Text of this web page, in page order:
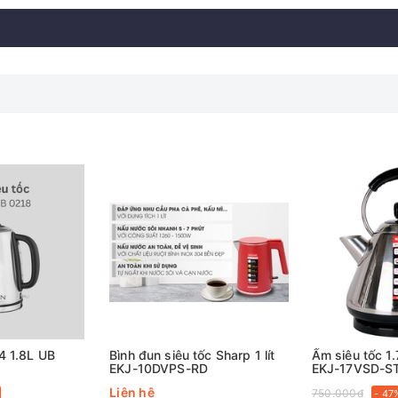
nước đã được đun sôi hoặc khi nước trong bình cạn sẽ hạn
Kangaroo
Việt Nam
Bình đun siêu tốc
1.8L UB
Bình đun siêu tốc Sharp 1 lít
EKJ-10DVPS-RD
Liên hệ
Ấm siêu tốc
EKJ-17VSD-
750.000₫ -